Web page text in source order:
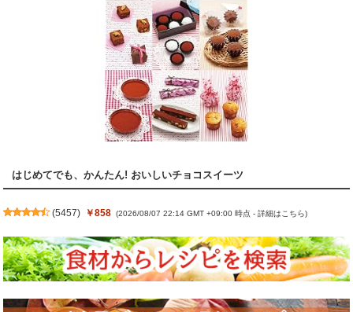
はじめてでも、かんたん! おいしいチョコスイーツ
(5457) ￥858 (2026/08/07 22:14 GMT +09:00 時点 -詳細はこちら)